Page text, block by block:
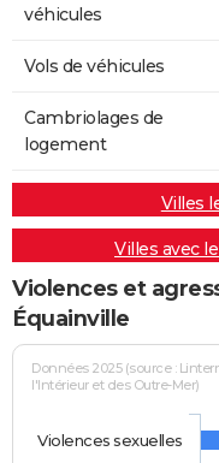
véhicules
Vols de véhicules
Cambriolages de
logement
Villes
Villes avec
Violences et
Équainville
Données 2025 (source :
l'Intérieur et des Outre-Mer)
Violences sexuelles